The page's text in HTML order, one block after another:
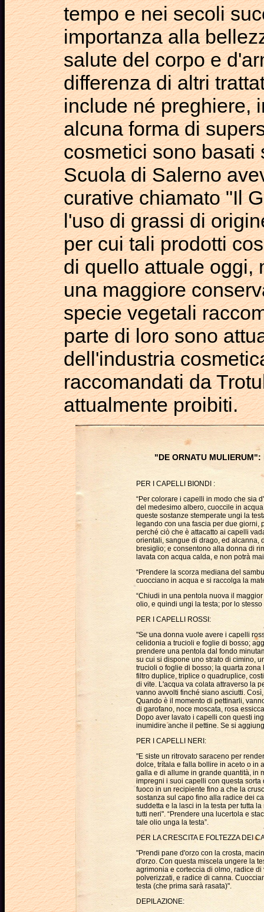
tempo e nei secoli
importanza alla
salute del corpo e
differenza di altri
include né preghiere,
alcuna forma di
cosmetici sono basati
Scuola di Salerno
curative chiamato "Il
l'uso di grassi di
per cui tali prodotti
di quello attuale oggi,
una maggiore
specie vegetali
parte di loro sono
dell'industria
raccomandati da
attualmente proibiti.
"DE ORNATU MULIERUM":
PER I CAPELLI BIONDI :
“Per colorare i capelli in modo che sia
del medesimo albero, cuoccile in
queste sostanze stemperate ungi la
legando con una fascia per due giorni,
perché ciò che è attacatto ai capelli
orientali, sangue di drago, ed alcanna,
bresiglio; e consentono alla donna di
lavata con acqua calda, e non potrà
“Prendere la scorza mediana del
cuocciano in acqua e si raccolga la
“Chiudi in una pentola nuova il
olio, e quindi ungi la testa; por lo
PER I CAPELLI ROSSI:
"Se una donna vuole avere i capelli
celidonia a trucioli e foglie di bosso;
prendere una pentola dal fondo
su cui si dispone uno strato di cimino,
trucioli o foglie di bosso; la quarta
filtro duplice, triplice o quadruplice,
di vite. L'acqua va colata attraverso la
vanno avvolti finché siano asciutti.
Quando è il momento di pettinarli,
di garofano, noce moscata, rosa
Dopo aver lavato i capelli con questi
inumidire anche il pettine. Se si
PER I CAPELLI NERI:
"E siste un ritrovato saraceno per
dolce, trítala e falla bollire in aceto o in
galla e di allume in grande quantità, in
impregni i suoi capelli con questa
fuoco in un recipiente fino a che la
sostanza sul capo fino alla radice dei
suddetta e la lasci in la testa per tutta
tutti neri". “Prendere una lucertola e
tale olio unga la testa”.
PER LA CRESCITA E FOLTEZZA DEI
"Prendi pane d'orzo con la crosta,
d'orzo. Con questa miscela ungere la
agrimonia e corteccia di olmo, radice
polverizzati, e radice di canna.
testa (che prima sarà rasata)".
DEPILAZIONE: